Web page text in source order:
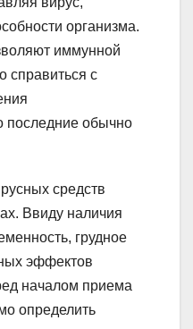
организма.
иммунной
справиться с
последние обычно
средств
Ввиду наличия
грудное
эффектов
началом приема
определить